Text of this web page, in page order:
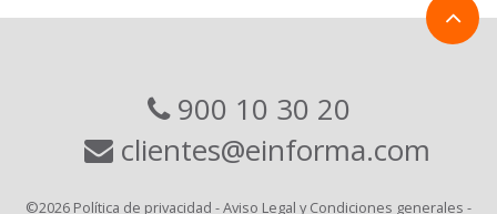
900 10 30 20
clientes@einforma.com
©2026 Política de privacidad -Aviso Legal y Condiciones generales -